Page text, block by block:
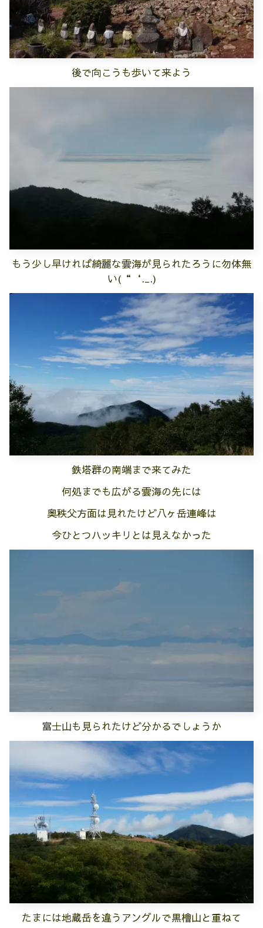
後で向こうも歩いて来よう
もう少し早ければ綺麗な雲海が見られたろうに勿体無
い(“‘._.)
鉄塔群の南端まで来てみた
何処までも広がる雲海の先には
奥秩父方面は見れたけど八ヶ岳連峰は
今ひとつハッキリとは見えなかった
富士山も見られたけど分かるでしょうか
たまには地蔵岳を違うアングルで黒檜山と重ねて